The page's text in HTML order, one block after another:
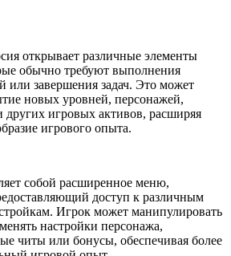
открывает различные элементы
обычно требуют выполнения
или завершения задач. Это может
новых уровней, персонажей,
игровых активов, расширяя
игрового опыта.
собой расширенное меню,
доступ к различным
Игрок может манипулировать
настройки персонажа,
читы или бонусы, обеспечивая более